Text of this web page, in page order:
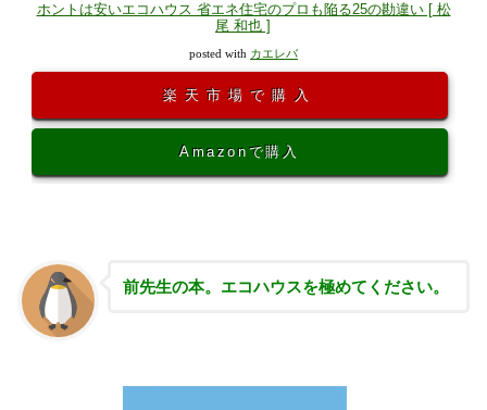
ホントは安いエコハウス 省エネ住宅のプロも陥る25の勘違い [ 松
尾 和也 ]
posted with カエレバ
楽天市場で購入
Amazonで購入
前先生の本。エコハウスを極めてください。